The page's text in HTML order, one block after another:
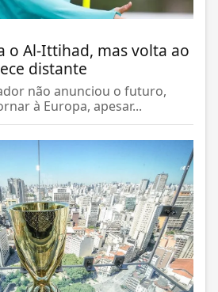
o Al-Ittihad, mas volta ao
distante
não anunciou o futuro,
à Europa, apesar...